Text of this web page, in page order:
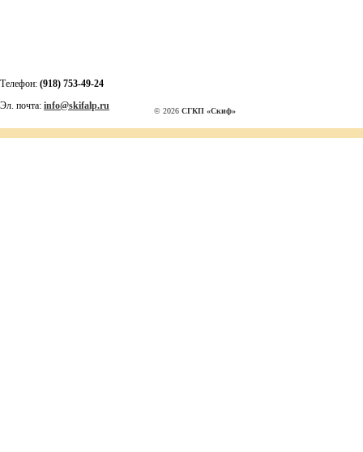
Телефон: (918) 753-49-24
Эл. почта: info@skifalp.ru © 2026 СГКП «Скиф»